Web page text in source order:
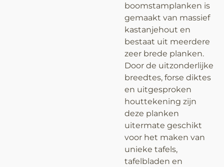
boomstamplanken is
gemaakt van massief
kastanjehout en
bestaat uit meerdere
zeer brede planken.
Door de uitzonderlijke
breedtes, forse diktes
en uitgesproken
houttekening zijn
deze planken
uitermate geschikt
voor het maken van
unieke tafels,
tafelbladen en